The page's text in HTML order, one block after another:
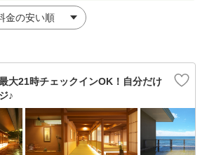
大21時チェックインOK！自分だけ
♪